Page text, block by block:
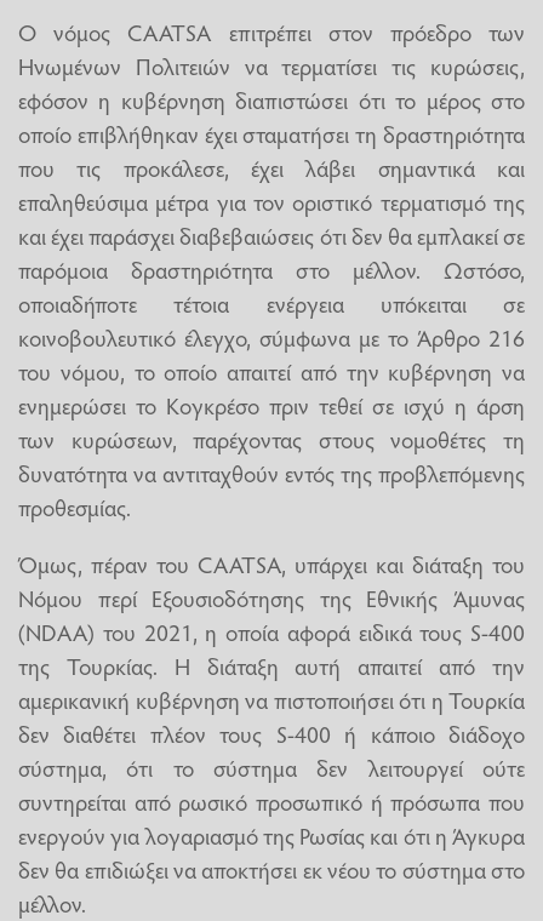
Ο νόμος CAATSA επιτρέπει στον πρόεδρο των
Ηνωμένων Πολιτειών να τερματίσει τις κυρώσεις,
εφόσον η κυβέρνηση διαπιστώσει ότι το μέρος στο
οποίο επιβλήθηκαν έχει σταματήσει τη δραστηριότητα
που τις προκάλεσε, έχει λάβει σημαντικά και
επαληθεύσιμα μέτρα για τον οριστικό τερματισμό της
και έχει παράσχει διαβεβαιώσεις ότι δεν θα εμπλακεί σε
παρόμοια δραστηριότητα στο μέλλον. Ωστόσο,
οποιαδήποτε τέτοια ενέργεια υπόκειται σε
κοινοβουλευτικό έλεγχο, σύμφωνα με το Άρθρο 216
του νόμου, το οποίο απαιτεί από την κυβέρνηση να
ενημερώσει το Κογκρέσο πριν τεθεί σε ισχύ η άρση
των κυρώσεων, παρέχοντας στους νομοθέτες τη
δυνατότητα να αντιταχθούν εντός της προβλεπόμενης
προθεσμίας.
Όμως, πέραν του CAATSA, υπάρχει και διάταξη του
Νόμου περί Εξουσιοδότησης της Εθνικής Άμυνας
(NDAA) του 2021, η οποία αφορά ειδικά τους S-400
της Τουρκίας. Η διάταξη αυτή απαιτεί από την
αμερικανική κυβέρνηση να πιστοποιήσει ότι η Τουρκία
δεν διαθέτει πλέον τους S-400 ή κάποιο διάδοχο
σύστημα, ότι το σύστημα δεν λειτουργεί ούτε
συντηρείται από ρωσικό προσωπικό ή πρόσωπα που
ενεργούν για λογαριασμό της Ρωσίας και ότι η Άγκυρα
δεν θα επιδιώξει να αποκτήσει εκ νέου το σύστημα στο
μέλλον.